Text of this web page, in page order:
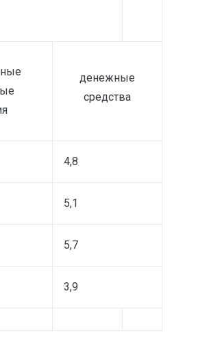
денежные
средства
4,8
5,1
5,7
3,9